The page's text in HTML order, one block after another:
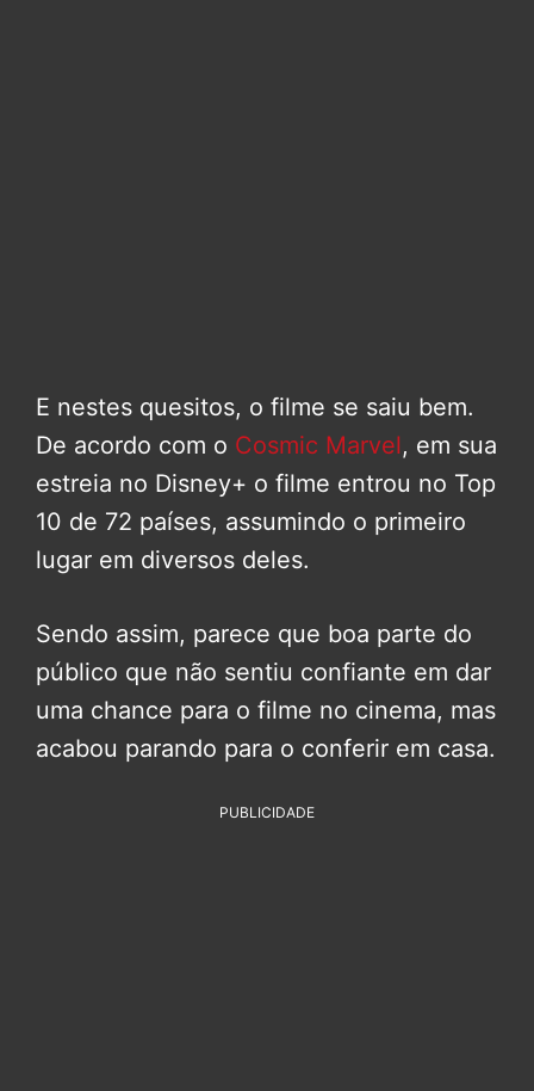
E nestes quesitos, o filme se saiu bem.
De acordo com o Cosmic Marvel, em sua
estreia no Disney+ o filme entrou no Top
10 de 72 países, assumindo o primeiro
lugar em diversos deles.
Sendo assim, parece que boa parte do
público que não sentiu confiante em dar
uma chance para o filme no cinema, mas
acabou parando para o conferir em casa.
PUBLICIDADE